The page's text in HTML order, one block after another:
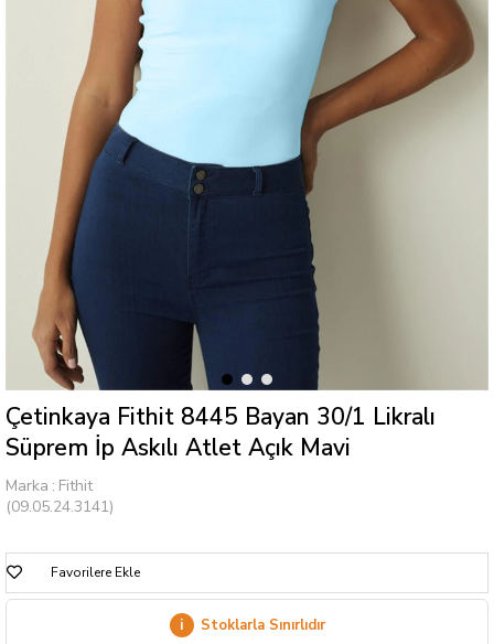
Çetinkaya Fithit 8445 Bayan 30/1 Likralı
Süprem İp Askılı Atlet Açık Mavi
Marka : Fithit
(09.05.24.3141)
Favorilere Ekle
i Stoklarla Sınırlıdır